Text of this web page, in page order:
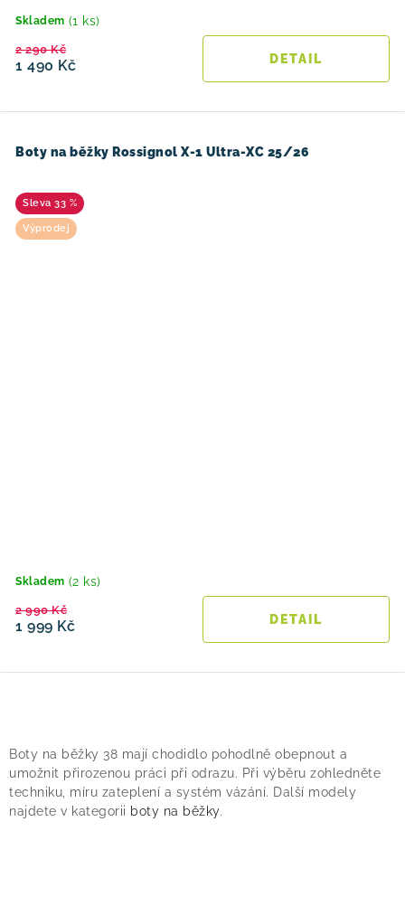
Skladem (1 ks)
1 490 Kč
2 290 Kč
Boty na běžky Rossignol X-1 Ultra-XC 25/26
33 %
Výprodej
Skladem (2 ks)
1 999 Kč
2 990 Kč
v
l
á
d
Boty na běžky 38 mají chodidlo pohodlně obepnout a
umožnit přirozenou práci při odrazu. Při výběru zohledněte
techniku, míru zateplení a systém vázání. Další modely
najdete v kategorii boty na běžky.